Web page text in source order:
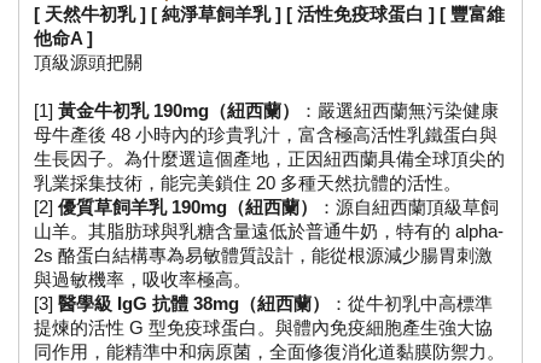
[ 天然牛初乳 ] [ 純淨草飼羊乳 ] [ 活性免疫球蛋白 ] [ 豐富維
他命A ]
頂級源頭把關
[1] 黃金牛初乳 190mg（紐西蘭）
：嚴選紐西蘭無污染健康
母牛產後 48 小時內的珍貴乳汁，富含極高活性乳鐵蛋白與
生長因子。為什麼選這個產地，正因紐西蘭具備全球頂尖的
乳業採集技術，能完美鎖住 20 多種天然抗體的活性。
[2] 優質草飼羊乳 190mg（紐西蘭）
：源自紐西蘭頂級草飼
山羊。其脂肪球與乳糖含量遠低於普通牛奶，特有的 alpha-
2s 酪蛋白結構專為易敏體質設計，能從根源減少腸胃刺激
與過敏機率，吸收率極高。
[3] 醫學級 IgG 抗體 38mg（紐西蘭）
：從牛初乳中高標準
提煉的活性 G 型免疫球蛋白。與體內免疫細胞產生強大協
同作用，能精準中和病原菌，全面修復消化道黏膜防禦力。